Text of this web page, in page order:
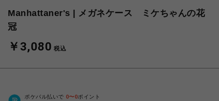
Manhattaner's | メガネケース ミケちゃんの花
冠
￥3,080 税込
ポケパル払いで 0〜0ポイント